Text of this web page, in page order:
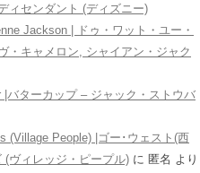
ィセンダント (ディズニー)
Jackson | ドゥ・ワット・ユー・
・キャメロン, シャイアン・ジャク
|バターカップ – ジャック・ストウバ
(Village People) |ゴー･ウェスト(西
ヴィレッジ・ピープル) に 匿名 より